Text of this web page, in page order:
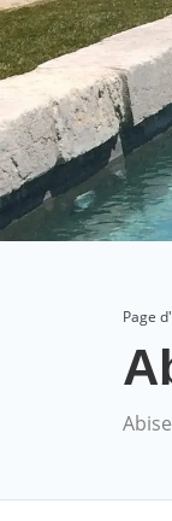
Page
Abise